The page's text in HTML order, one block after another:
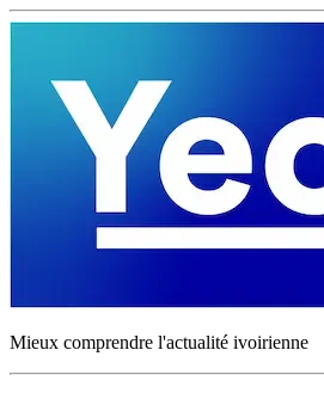
Mieux comprendre l'actualité ivoirienne